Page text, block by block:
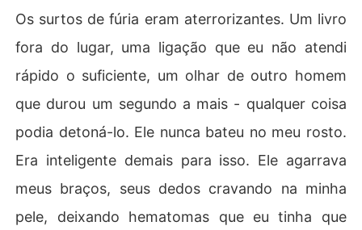
Os surtos de fúria eram aterrorizantes. Um livro
fora do lugar, uma ligação que eu não atendi
rápido o suficiente, um olhar de outro homem
que durou um segundo a mais - qualquer coisa
podia detoná-lo. Ele nunca bateu no meu rosto.
Era inteligente demais para isso. Ele agarrava
meus braços, seus dedos cravando na minha
pele, deixando hematomas que eu tinha que